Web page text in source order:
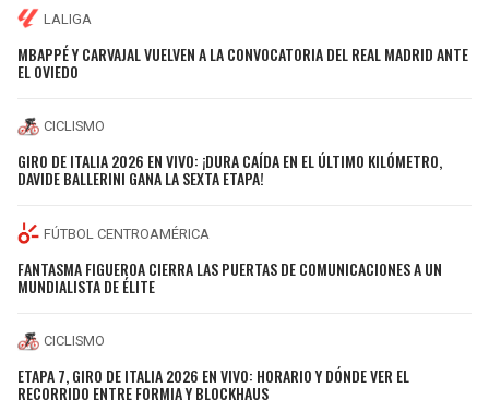
LALIGA
MBAPPÉ Y CARVAJAL VUELVEN A LA CONVOCATORIA DEL REAL MADRID ANTE
EL OVIEDO
CICLISMO
GIRO DE ITALIA 2026 EN VIVO: ¡DURA CAÍDA EN EL ÚLTIMO KILÓMETRO,
DAVIDE BALLERINI GANA LA SEXTA ETAPA!
FÚTBOL CENTROAMÉRICA
FANTASMA FIGUEROA CIERRA LAS PUERTAS DE COMUNICACIONES A UN
MUNDIALISTA DE ÉLITE
CICLISMO
ETAPA 7, GIRO DE ITALIA 2026 EN VIVO: HORARIO Y DÓNDE VER EL
RECORRIDO ENTRE FORMIA Y BLOCKHAUS